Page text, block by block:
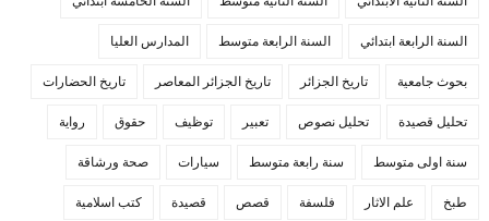
السنة الرابعة ابتدائي السنة الرابعة متوسط المدارس العليا
بحوث جامعية تاريخ الجزائر تاريخ الجزائر المعاصر تاريخ الحضارات
تحليل قصيدة تحليل نصوص تعبير توظيف حقوق رواية
سنة اولى متوسط سنة رابعة متوسط سيارات صحة ورشاقة
طبخ علم الاثار فلسفة قصص قصيدة كتب اسلامية